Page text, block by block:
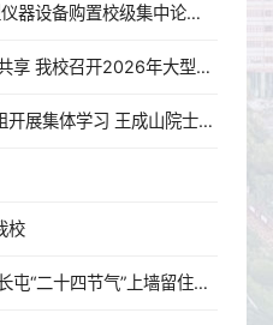
我校召开2027-2029年大型仪器设备购置校级集中论证会
以评促建提质效 典型示范优共享 我校召开2026年大型仪器绩效考核暨优秀服务案例评审会
能源学院党委理论学习中心组开展集体学习 王成山院士第一时间传达习近平总书记重要讲话精神
校
天大实践队绘就振兴新景 南长屯“二十四节气”上墙留住乡愁